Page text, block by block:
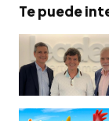
Te puede